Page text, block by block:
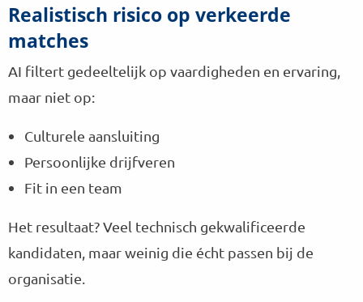
Realistisch risico op verkeerde
matches
AI filtert gedeeltelijk op vaardigheden en ervaring,
maar niet op:
Culturele aansluiting
Persoonlijke drijfveren
Fit in een team
Het resultaat? Veel technisch gekwalificeerde
kandidaten, maar weinig die écht passen bij de
organisatie.